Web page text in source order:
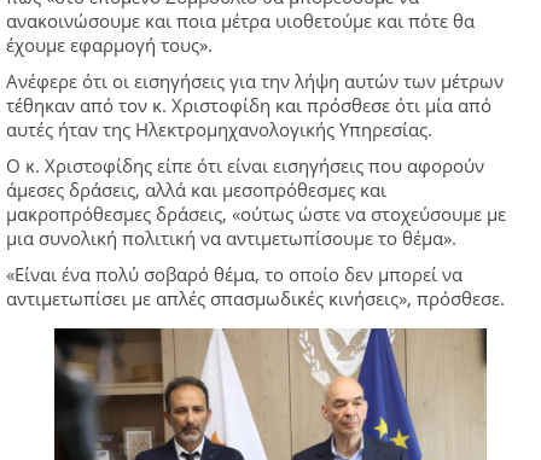
ανακοινώσουμε και ποια μέτρα υιοθετούμε και πότε θα
έχουμε εφαρμογή τους».
Ανέφερε ότι οι εισηγήσεις για την λήψη αυτών των μέτρων
τέθηκαν από τον κ. Χριστοφίδη και πρόσθεσε ότι μία από
αυτές ήταν της Ηλεκτρομηχανολογικής Υπηρεσίας.
Ο κ. Χριστοφίδης είπε ότι είναι εισηγήσεις που αφορούν
άμεσες δράσεις, αλλά και μεσοπρόθεσμες και
μακροπρόθεσμες δράσεις, «ούτως ώστε να στοχεύσουμε με
μια συνολική πολιτική να αντιμετωπίσουμε το θέμα».
«Είναι ένα πολύ σοβαρό θέμα, το οποίο δεν μπορεί να
αντιμετωπίσει με απλές σπασμωδικές κινήσεις», πρόσθεσε.